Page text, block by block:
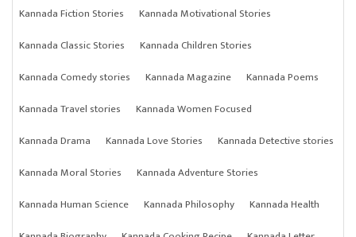
Kannada Fiction Stories
Kannada Motivational Stories
Kannada Classic Stories
Kannada Children Stories
Kannada Comedy stories
Kannada Magazine
Kannada Poems
Kannada Travel stories
Kannada Women Focused
Kannada Drama
Kannada Love Stories
Kannada Detective stories
Kannada Moral Stories
Kannada Adventure Stories
Kannada Human Science
Kannada Philosophy
Kannada Health